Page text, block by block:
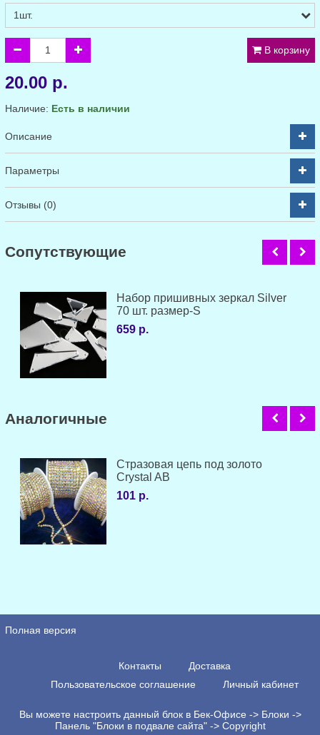
В корзину
20.00 р.
Наличие: Есть в наличии
Описание
Параметры
Отзывы (0)
Cопутствующие
Набор пришивных зеркал Silver
70 шт. размер-S
659 р.
Аналогичные
Стразовая цепь под золото
Crystal AB
101 р.
Полная версия
Контакты
Доставка
Пользовательское соглашение
Личный кабинет
Вы можете настроить данный блок в Бек-Офисе -> Блоки ->
Панель "Блоки в подвале сайта" -> Copyright